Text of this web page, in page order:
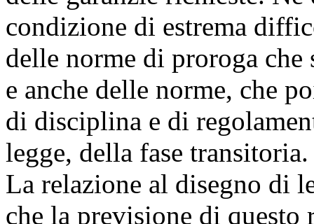
condizione di estrema
delle norme di proroga che
e anche delle norme, che
di disciplina e di
legge, della fase transitoria.
La relazione al disegno di
che la previsione di